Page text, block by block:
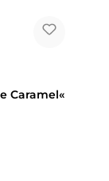
Caramel«